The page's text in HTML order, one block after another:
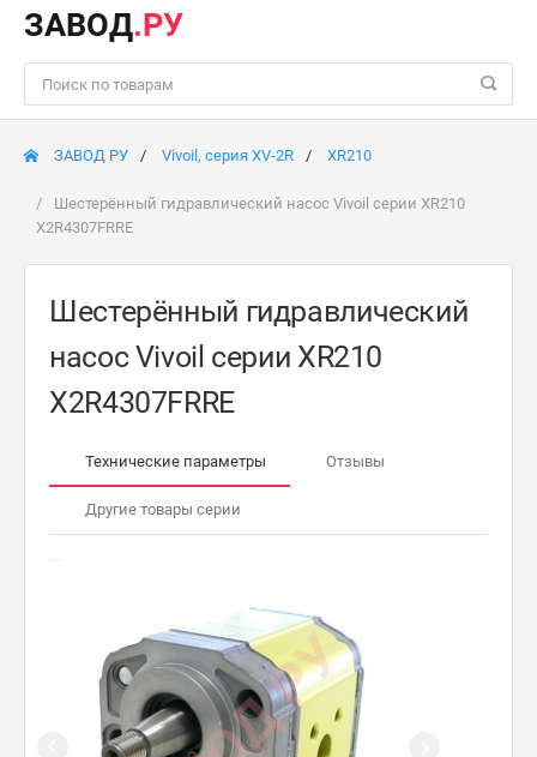
ЗАВОД.РУ
ЗАВОД РУ Vivoil, серия XV-2R XR210
Шестерённый гидравлический насос Vivoil серии XR210
X2R4307FRRE
Шестерённый гидравлический
насос Vivoil серии XR210
X2R4307FRRE
Технические параметры Отзывы
Другие товары серии